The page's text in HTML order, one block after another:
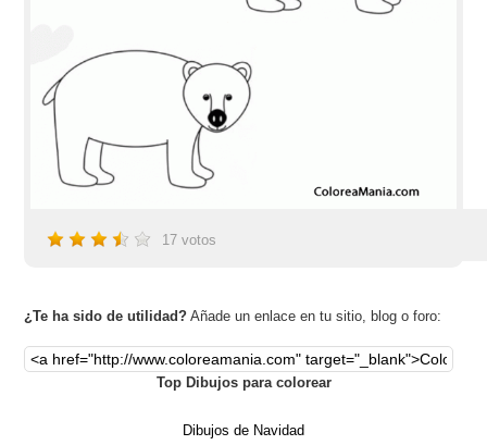
17 votos
¿Te ha sido de utilidad? Añade un enlace en tu sitio, blog o foro:
Top Dibujos para colorear
Dibujos de Navidad